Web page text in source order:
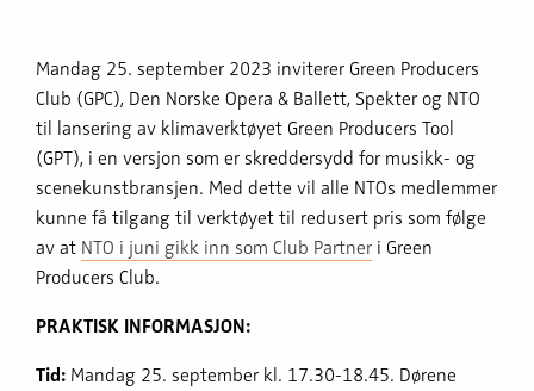
Mandag 25. september 2023 inviterer Green Producers
Club (GPC), Den Norske Opera & Ballett, Spekter og NTO
til lansering av klimaverktøyet Green Producers Tool
(GPT), i en versjon som er skreddersydd for musikk- og
scenekunstbransjen. Med dette vil alle NTOs medlemmer
kunne få tilgang til verktøyet til redusert pris som følge
av at NTO i juni gikk inn som Club Partner i Green
Producers Club.
PRAKTISK INFORMASJON:
Tid: Mandag 25. september kl. 17.30-18.45. Dørene